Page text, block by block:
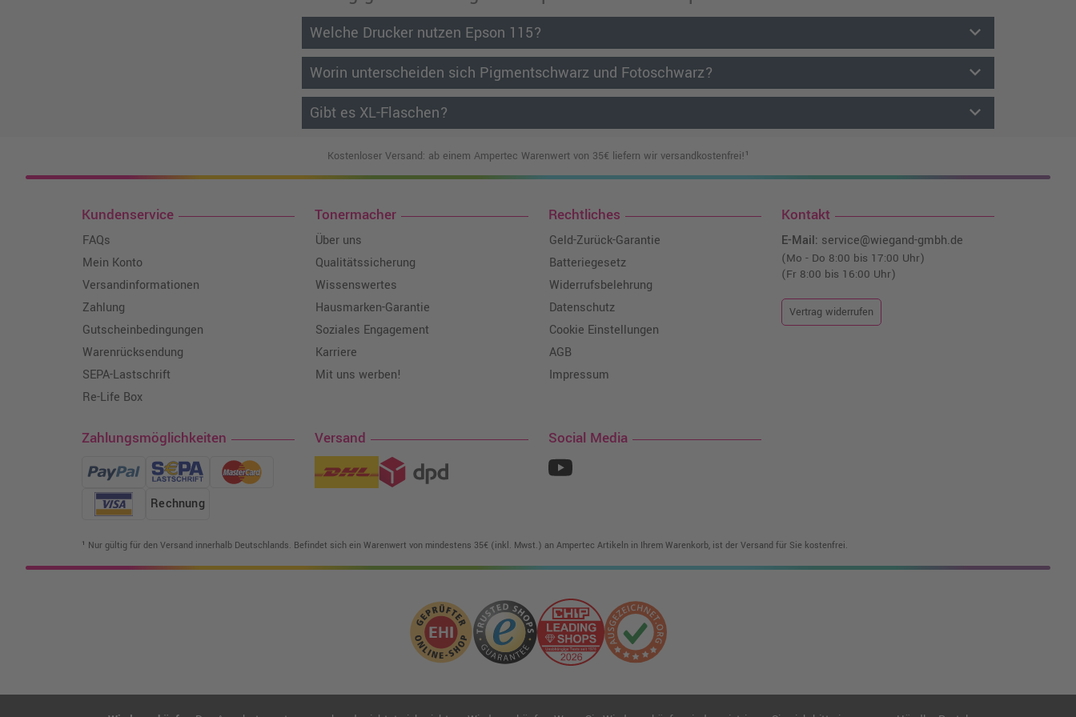
Welche Drucker nutzen Epson 115? keyboard_arrow_down
Worin unterscheiden sich Pigmentschwarz und Fotoschwarz? keyboard_arrow_down
Gibt es XL-Flaschen? keyboard_arrow_down
Kostenloser Versand: ab einem Ampertec Warenwert von 35€ liefern wir versandkostenfrei!¹
Kundenservice
FAQs
Mein Konto
Versandinformationen
Zahlung
Gutscheinbedingungen
Warenrücksendung
SEPA-Lastschrift
Re-Life Box
Tonermacher
Über uns
Qualitätssicherung
Wissenswertes
Hausmarken-Garantie
Soziales Engagement
Karriere
Mit uns werben!
Rechtliches
Geld-Zurück-Garantie
Batteriegesetz
Widerrufsbelehrung
Datenschutz
Cookie Einstellungen
AGB
Impressum
Kontakt
E-Mail: service@wiegand-gmbh.de
(Mo - Do 8:00 bis 17:00 Uhr)
(Fr 8:00 bis 16:00 Uhr)
Vertrag widerrufen
Zahlungsmöglichkeiten
Rechnung
Versand Social Media
¹ Nur gültig für den Versand innerhalb Deutschlands. Befindet sich ein Warenwert von mindestens 35€ (inkl. Mwst.) an Ampertec Artikeln in Ihrem Warenkorb, ist der Versand für Sie kostenfrei.